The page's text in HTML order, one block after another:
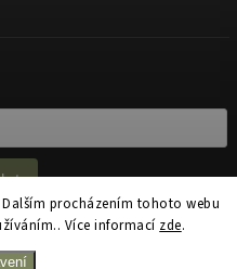
procházením tohoto webu
Více informací zde.
. Všechna práva vyhrazena.